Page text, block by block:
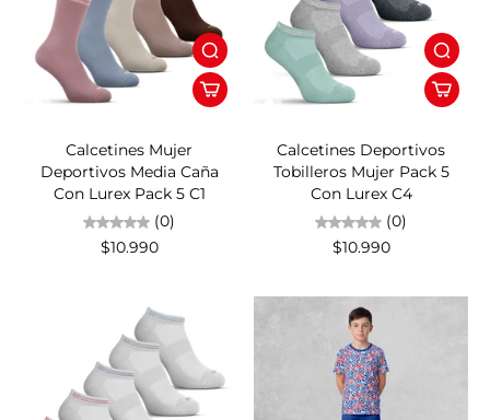
Calcetines Mujer
Deportivos Media Caña
Con Lurex Pack 5 C1
(0)
$10.990
Calcetines Deportivos
Tobilleros Mujer Pack 5
Con Lurex C4
(0)
$10.990